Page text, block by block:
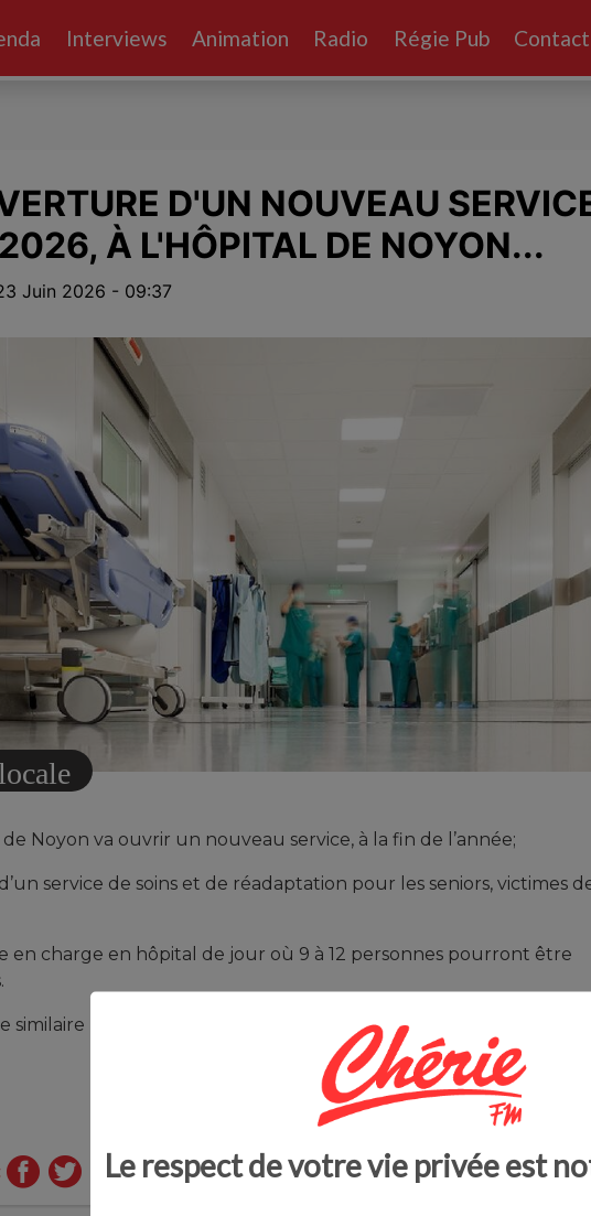
Interviews Animation Radio Régie Pub Contact
D'UN NOUVEAU
À L'HÔPITAL DE NOYON...
Juin 2026 - 09:37
de Noyon va ouvrir un nouveau service, à la fin de l’année;
d’un service de soins et de réadaptation pour les seniors, victimes
en charge en hôpital de jour où 9 à 12 personnes pourront être
similaire le plus proche, ouvert en 2024, se trouve, dans l’Aisne, à
Le respect de votre vie privée est